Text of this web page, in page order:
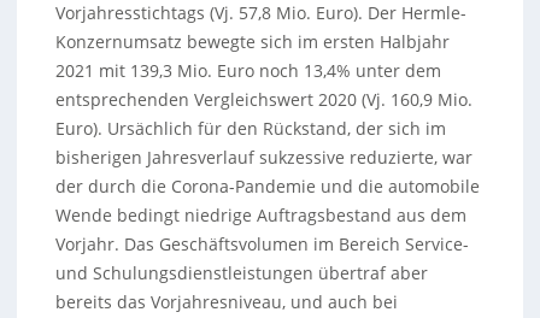
Vorjahresstichtags (Vj. 57,8 Mio. Euro). Der Hermle-
Konzernumsatz bewegte sich im ersten Halbjahr
2021 mit 139,3 Mio. Euro noch 13,4% unter dem
entsprechenden Vergleichswert 2020 (Vj. 160,9 Mio.
Euro). Ursächlich für den Rückstand, der sich im
bisherigen Jahresverlauf sukzessive reduzierte, war
der durch die Corona-Pandemie und die automobile
Wende bedingt niedrige Auftragsbestand aus dem
Vorjahr. Das Geschäftsvolumen im Bereich Service-
und Schulungsdienstleistungen übertraf aber
bereits das Vorjahresniveau, und auch bei